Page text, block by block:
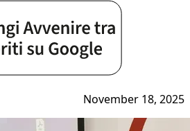
November 18, 2025